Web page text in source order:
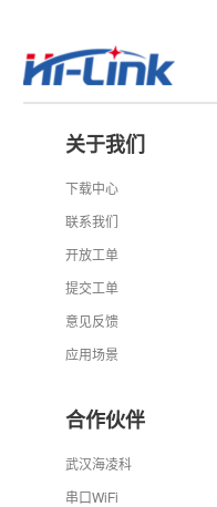
关于我们
下载中心
联系我们
开放工单
提交工单
意见反馈
应用场景
合作伙伴
武汉海凌科
串口WiFi